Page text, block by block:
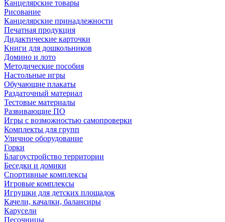
Канцелярские товары
Рисование
Канцелярские принадлежности
Печатная продукция
Дидактические карточки
Книги для дошкольников
Домино и лото
Методические пособия
Настольные игры
Обучающие плакаты
Раздаточный материал
Тестовые материалы
Развивающие ПО
Игры с возможностью самопроверки
Комплекты для групп
Уличное оборудование
Горки
Благоустройство территории
Беседки и домики
Спортивные комплексы
Игровые комплексы
Игрушки для детских площадок
Качели, качалки, балансиры
Карусели
Песочницы